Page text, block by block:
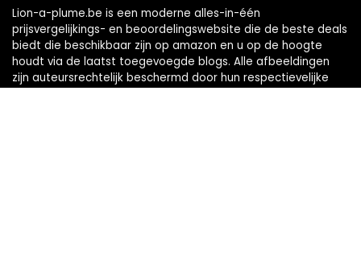
Lion-a-plume.be is een moderne alles-in-één
prijsvergelijkings- en beoordelingswebsite die de beste deals
biedt die beschikbaar zijn op amazon en u op de hoogte
houdt via de laatst toegevoegde blogs. Alle afbeeldingen
zijn auteursrechtelijk beschermd door hun respectievelijke